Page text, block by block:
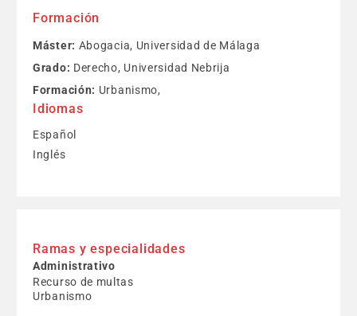
Formación
Máster: Abogacia, Universidad de Málaga
Grado: Derecho, Universidad Nebrija
Formación: Urbanismo,
Idiomas
Español
Inglés
Ramas y especialidades
Administrativo
Recurso de multas
Urbanismo